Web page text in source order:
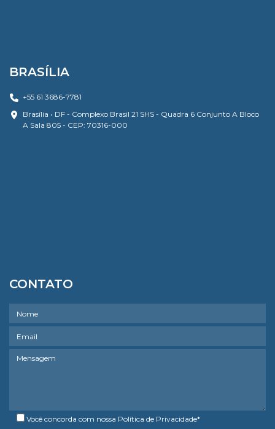
BRASÍLIA
+55 61 3686-7781
Brasília • DF - Complexo Brasil 21 SHS - Quadra 6 Conjunto A Bloco
A Sala 805 - CEP: 70316-000
CONTATO
Você concorda com nossa Política de Privacidade*